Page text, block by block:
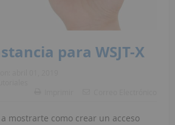
para WSJT-X
mostrarte como crear un acceso